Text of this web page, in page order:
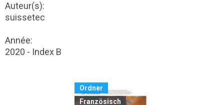
Auteur(s):
suissetec
Année:
2020 - Index B
Ordner
Französisch